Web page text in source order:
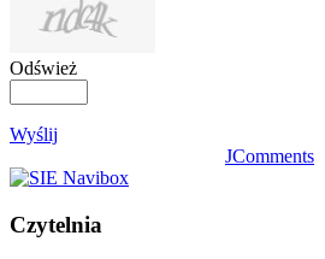
Odśwież
Wyślij
JComments
Czytelnia